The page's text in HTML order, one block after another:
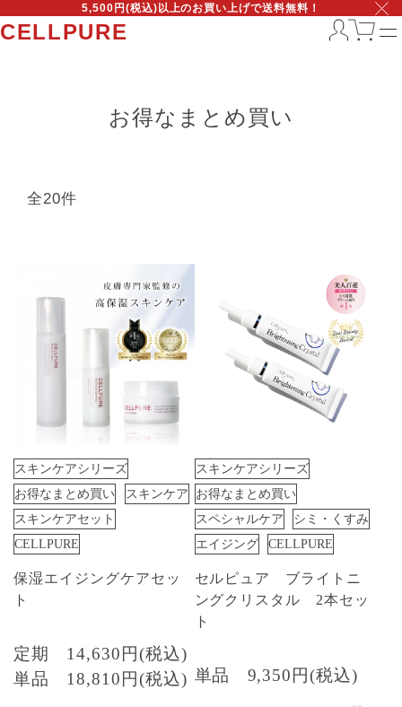
5,500円(税込)以上のお買い上げで送料無料！
CELLPURE
お得なまとめ買い
全20件
スキンケアシリーズ
お得なまとめ買い
スキンケア
スキンケアセット
CELLPURE
保湿エイジングケアセッ
ト
定期
14,630円(税込)
単品
18,810円(税込)
スキンケアシリーズ
お得なまとめ買い
スペシャルケア
シミ・くすみ
エイジング
CELLPURE
セルピュア ブライトニ
ングクリスタル 2本セッ
ト
単品 9,350円(税込)